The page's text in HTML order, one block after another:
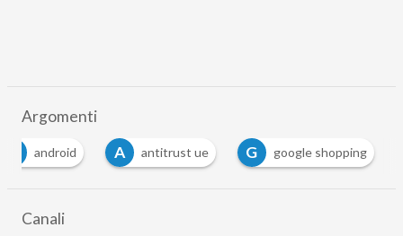
Argomenti
android A antitrust ue G google shopping
Canali